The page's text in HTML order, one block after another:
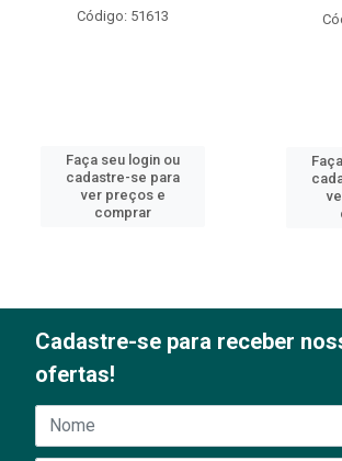
Código: 51613
Faça seu login ou
cadastre-se para
ver preços e
comprar
Cadastre-se para receber
ofertas!